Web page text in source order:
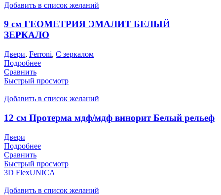
Добавить в список желаний
9 см ГЕОМЕТРИЯ ЭМАЛИТ БЕЛЫЙ
ЗЕРКАЛО
Двери, Ferroni, С зеркалом
Подробнее
Сравнить
Быстрый просмотр
Добавить в список желаний
12 см Протерма мдф/мдф винорит Белый рельеф
Двери
Подробнее
Сравнить
Быстрый просмотр
3D FlexUNICA
Добавить в список желаний